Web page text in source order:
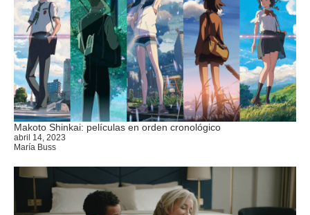
Makoto Shinkai: películas en orden cronológico
abril 14, 2023
María Buss